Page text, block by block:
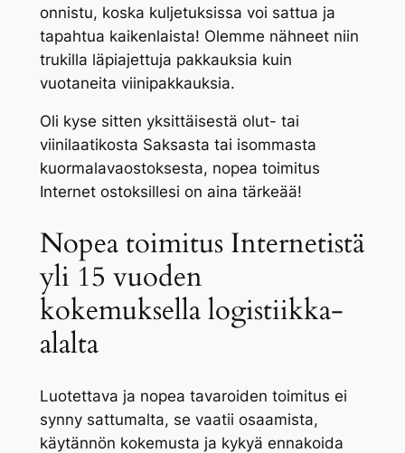
onnistu, koska kuljetuksissa voi sattua ja
tapahtua kaikenlaista! Olemme nähneet niin
trukilla läpiajettuja pakkauksia kuin
vuotaneita viinipakkauksia.
Oli kyse sitten yksittäisestä olut- tai
viinilaatikosta Saksasta tai isommasta
kuormalavaostoksesta, nopea toimitus
Internet ostoksillesi on aina tärkeää!
Nopea toimitus Internetistä
yli 15 vuoden
kokemuksella logistiikka-
alalta
Luotettava ja nopea tavaroiden toimitus ei
synny sattumalta, se vaatii osaamista,
käytännön kokemusta ja kykyä ennakoida